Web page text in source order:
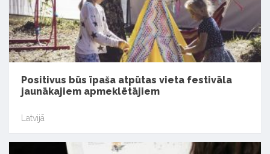
Positivus būs īpaša atpūtas vieta festivāla
jaunākajiem apmeklētājiem
Latvijā